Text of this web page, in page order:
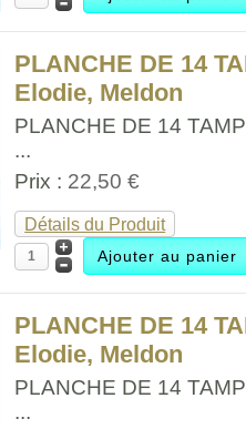
PLANCHE DE 14
Elodie, Meldon
PLANCHE DE 14
...
Prix : 22,50 €
Détails du Produit
PLANCHE DE 14
Elodie, Meldon
PLANCHE DE 14
...